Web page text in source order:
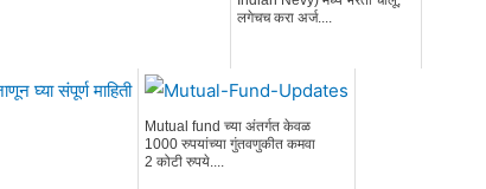
लगेचच करा अर्ज....
Mutual fund च्या अंतर्गत केवळ
1000 रुपयांच्या गुंतवणुकीत कमवा
2 कोटी रुपये....